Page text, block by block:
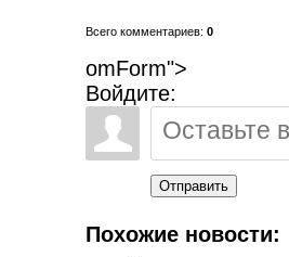
Всего комментариев: 0
omForm">
Войдите:
Отправить
Похожие новости: